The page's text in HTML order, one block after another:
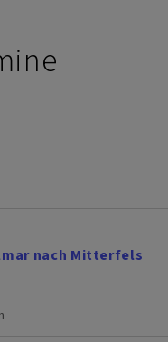
nach Mitterfels